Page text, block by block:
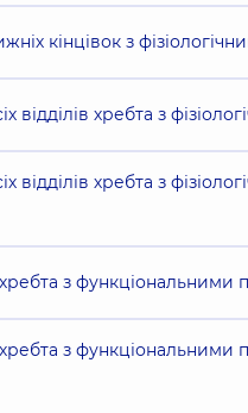
кінцівок з
відділів хребта з
відділів хребта з
з функціональними
з